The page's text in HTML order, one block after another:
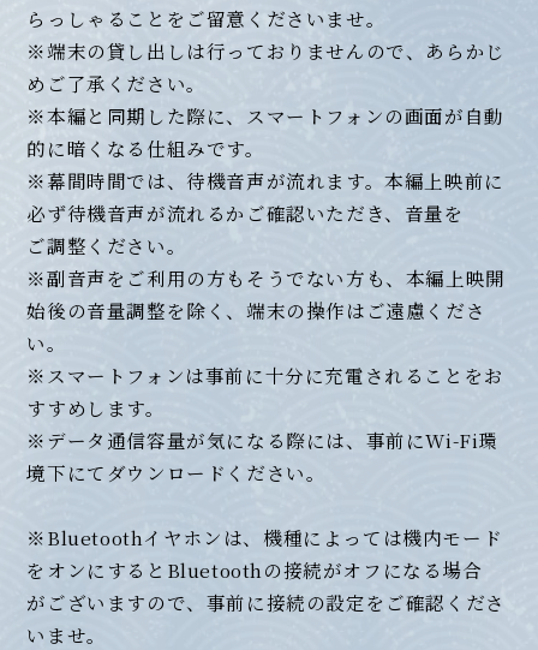
らっしゃることをご留意くださいませ。
※端末の貸し出しは行っておりませんので、あらかじ
めご了承ください。
※本編と同期した際に、スマートフォンの画面が自動
的に暗くなる仕組みです。
※幕間時間では、待機音声が流れます。本編上映前に
必ず待機音声が流れるかご確認いただき、音量を
ご調整ください。
※副音声をご利用の方もそうでない方も、本編上映開
始後の音量調整を除く、端末の操作はご遠慮くださ
い。
※スマートフォンは事前に十分に充電されることをお
すすめします。
※データ通信容量が気になる際には、事前にWi-Fi環
境下にてダウンロードください。
※Bluetoothイヤホンは、機種によっては機内モード
をオンにするとBluetoothの接続がオフになる場合
がございますので、事前に接続の設定をご確認くださ
いませ。